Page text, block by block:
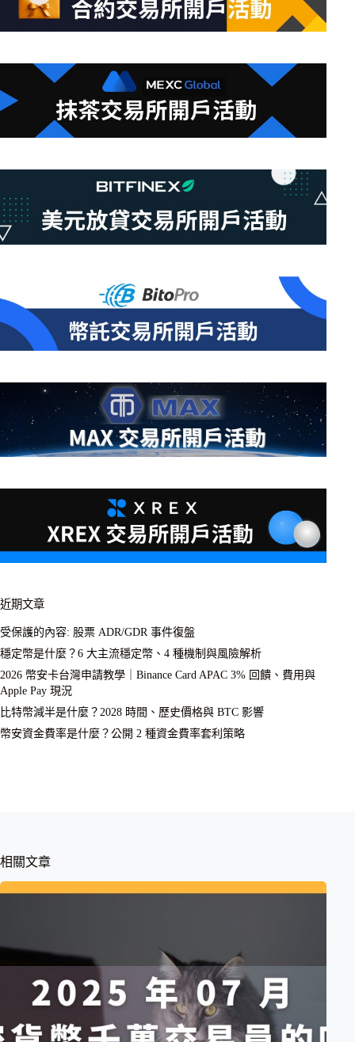
近期文章
受保護的內容: 股票 ADR/GDR 事件復盤
穩定幣是什麼？6 大主流穩定幣、4 種機制與風險解析
2026 幣安卡台灣申請教學｜Binance Card APAC 3% 回饋、費用與
Apple Pay 現況
比特幣減半是什麼？2028 時間、歷史價格與 BTC 影響
幣安資金費率是什麼？公開 2 種資金費率套利策略
相關文章